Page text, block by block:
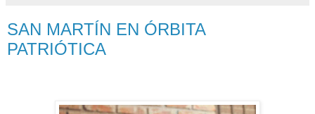
SAN MARTÍN EN ÓRBITA
PATRIÓTICA